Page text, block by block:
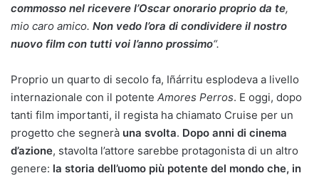
commosso nel ricevere l’Oscar onorario proprio da te,
mio caro amico. Non vedo l’ora di condividere il nostro
nuovo film con tutti voi l’anno prossimo“.
Proprio un quarto di secolo fa, Iñárritu esplodeva a livello
internazionale con il potente Amores Perros. E oggi, dopo
tanti film importanti, il regista ha chiamato Cruise per un
progetto che segnerà una svolta. Dopo anni di cinema
d’azione, stavolta l’attore sarebbe protagonista di un altro
genere: la storia dell’uomo più potente del mondo che, in